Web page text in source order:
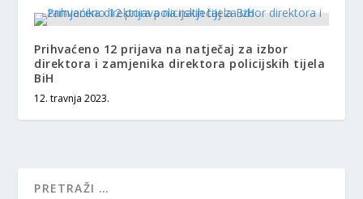
Prihvaćeno 12 prijava na natječaj za izbor
direktora i zamjenika direktora policijskih tijela
BiH
12. travnja 2023.